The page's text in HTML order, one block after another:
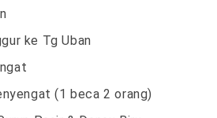
ke Tg Uban
(1 beca 2 orang)